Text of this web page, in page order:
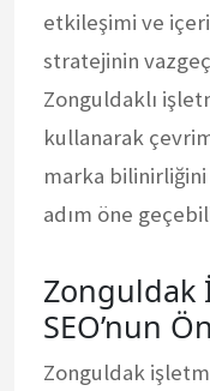
etkileşimi ve
stratejinin
Zonguldaklı
kullanarak
marka
adım öne
Zonguldak
SEO’nun
Zonguldak